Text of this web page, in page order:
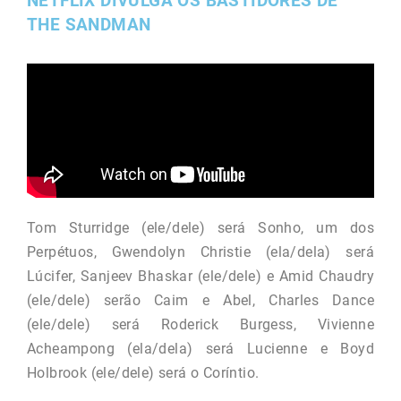
THE SANDMAN
Tom Sturridge (ele/dele) será Sonho, um dos
Perpétuos, Gwendolyn Christie (ela/dela) será
Lúcifer, Sanjeev Bhaskar (ele/dele) e Amid Chaudry
(ele/dele) serão Caim e Abel, Charles Dance
(ele/dele) será Roderick Burgess, Vivienne
Acheampong (ela/dela) será Lucienne e Boyd
Holbrook (ele/dele) será o Coríntio.